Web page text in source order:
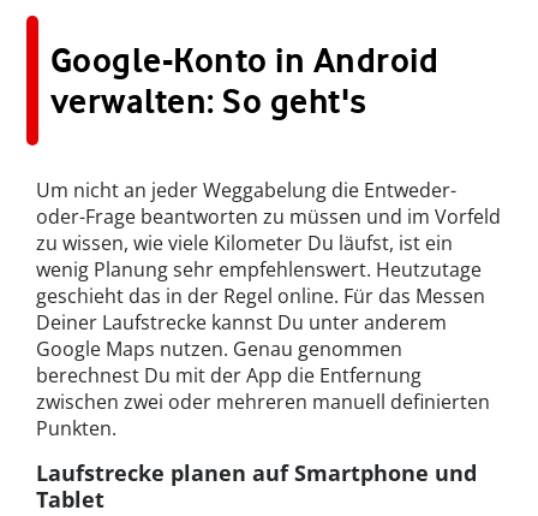
Google-Konto in Android
verwalten: So geht's
Um nicht an jeder Weggabelung die Entweder-
oder-Frage beantworten zu müssen und im Vorfeld
zu wissen, wie viele Kilometer Du läufst, ist ein
wenig Planung sehr empfehlenswert. Heutzutage
geschieht das in der Regel online. Für das Messen
Deiner Laufstrecke kannst Du unter anderem
Google Maps nutzen. Genau genommen
berechnest Du mit der App die Entfernung
zwischen zwei oder mehreren manuell definierten
Punkten.
Laufstrecke planen auf Smartphone und
Tablet